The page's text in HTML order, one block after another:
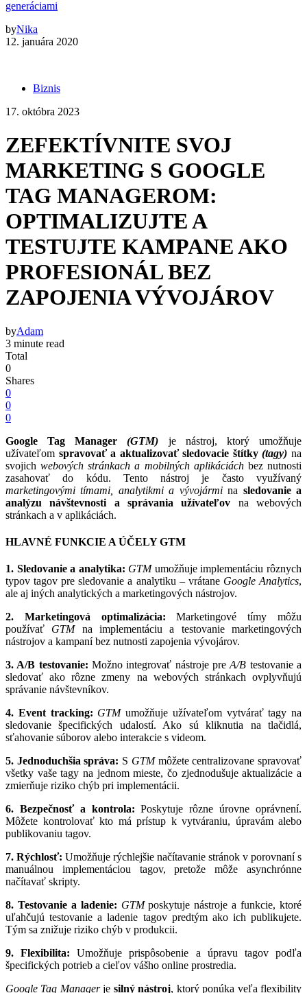
generáciami
byNika
12. januára 2020
Biznis
17. októbra 2023
ZEFEKTÍVNITE SVOJ
MARKETING S GOOGLE
TAG MANAGEROM:
OPTIMALIZUJTE A
TESTUJTE KAMPANE AKO
PROFESIONÁL BEZ
ZAPOJENIA VÝVOJÁROV
byAdam
3 minute read
Total
0
Shares
0
0
0
Google Tag Manager(GTM) je nástroj, ktorý umožňuje
užívateľom spravovať a aktualizovať sledovacie štítky(tagy) na
svojichwebových stránkach a mobilných aplikáciáchbez nutnosti
zasahovať do kódu. Tento nástroj je často využívaný
marketingovými tímami, analytikmi a vývojármina sledovanie a
analýzu návštevnosti a správania
užívateľov na webových
stránkach a v aplikáciách.
HLAVNÉ FUNKCIE A ÚČELY GTM
1. Sledovanie a analytika: GTMumožňuje implementáciu rôznych
typov tagov pre sledovanie a analytiku – vrátaneGoogle Analytics,
ale aj iných analytických a marketingových nástrojov.
2. Marketingová optimalizácia: Marketingové tímy môžu
používať GTMna implementáciu a testovanie marketingových
nástrojov a kampaní bez nutnosti zapojenia vývojárov.
3. A/B testovanie: Možno integrovať nástroje preA/B testovanie a
sledovať ako rôzne zmeny na webových stránkach ovplyvňujú
správanie návštevníkov.
4. Event tracking: GTMumožňuje užívateľom vytvárať tagy na
sledovanie špecifických udalostí. Ako sú kliknutia na tlačidlá,
sťahovanie súborov alebo interakcie s videom.
5. Jednoduchšia správa: S GTMmôžete centralizovane spravovať
všetky vaše tagy na jednom mieste, čo zjednodušuje aktualizácie a
zmierňuje riziko chýb pri implementácii.
6. Bezpečnosť a kontrola: Poskytuje rôzne úrovne oprávnení.
Môžete kontrolovať kto má prístup k vytváraniu, úpravám alebo
publikovaniu tagov.
7. Rýchlosť: Umožňuje rýchlejšie načítavanie stránok v porovnaní s
manuálnou implementáciou tagov, pretože môže asynchrónne
načítavať skripty.
8. Testovanie a ladenie: GTMposkytuje nástroje a funkcie, ktoré
uľahčujú testovanie a ladenie tagov predtým ako ich publikujete.
Tým sa znižuje riziko chýb v produkcii.
9. Flexibilita: Umožňuje prispôsobenie a úpravu tagov podľa
špecifických potrieb a cieľov vášho online prostredia.
Google Tag Managerje silný nástroj, ktorý ponúka veľa flexibility